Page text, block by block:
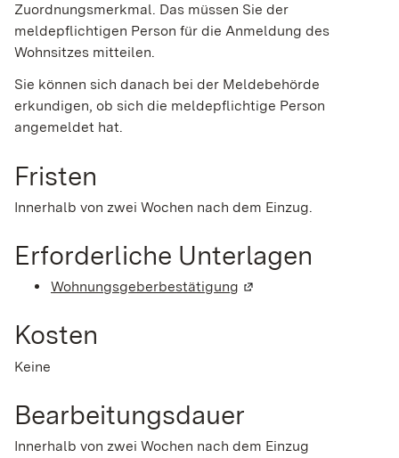
Zuordnungsmerkmal. Das müssen Sie der
meldepflichtigen Person für die Anmeldung des
Wohnsitzes mitteilen.
Sie können sich danach bei der Meldebehörde
erkundigen, ob sich die meldepflichtige Person
angemeldet hat.
Fristen
Innerhalb von zwei Wochen nach dem Einzug.
Erforderliche Unterlagen
Wohnungsgeberbestätigung (Wird in einem neuen
Kosten
Keine
Bearbeitungsdauer
Innerhalb von zwei Wochen nach dem Einzug